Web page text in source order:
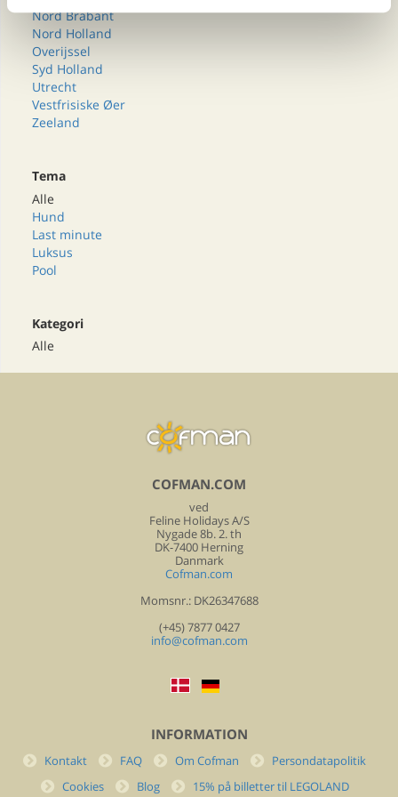
Nord Brabant
Nord Holland
Overijssel
Syd Holland
Utrecht
Vestfrisiske Øer
Zeeland
Tema
Alle
Hund
Last minute
Luksus
Pool
Kategori
Alle
COFMAN.COM
ved
Feline Holidays A/S
Nygade 8b. 2. th
DK-7400 Herning
Danmark
Cofman.com
Momsnr.: DK26347688
(+45) 7877 0427
info@cofman.com
INFORMATION
Kontakt FAQ Om Cofman
Persondatapolitik
Cookies
Blog 15% på billetter til LEGOLAND